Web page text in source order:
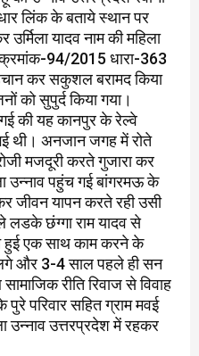
लिंक के बताये स्थान पर
यादव नाम की महिला
क्रमांक-94/2015 धारा-363
कर सकुशल बरामद किया
को सुपुर्द किया गया।
की यह कानपुर के रेल्वे
थी। अनजान जगह में रोते
मजदूरी करते गुजारा कर
उन्नाव पहुंच गई बांगरमऊ के
जीवन यापन करते रही उसी
लडके छंग्गा राम यादव से
हुई एक साथ काम करने के
और 3-4 साल पहले ही सन
रीति रिवाज से विवाह
पुरे परिवार सहित ग्राम मवई
उन्नाव उत्तरप्रदेश में रहकर